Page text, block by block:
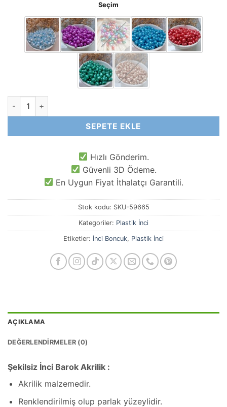
Seçim
Şekilsiz İnci Barok Akrilik adet
SEPETE EKLE
Hızlı Gönderim.
Güvenli 3D Ödeme.
En Uygun Fiyat İthalatçı Garantili.
Stok kodu: SKU-59665
Kategoriler: Plastik İnci
Etiketler: İnci Boncuk, Plastik İnci
AÇIKLAMA
DEĞERLENDIRMELER (0)
Şekilsiz İnci Barok Akrilik :
Akrilik malzemedir.
Renklendirilmiş olup parlak yüzeylidir.